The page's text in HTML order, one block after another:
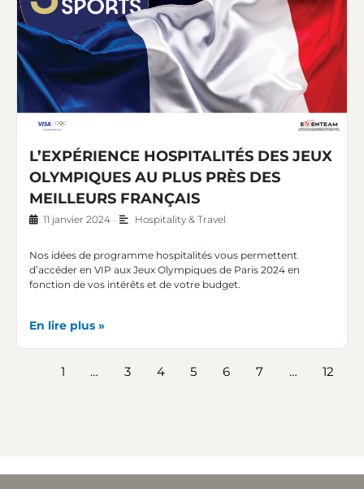
L’EXPÉRIENCE HOSPITALITÉS DES JEUX
OLYMPIQUES AU PLUS PRÈS DES
MEILLEURS FRANÇAIS
11 janvier 2024 • Hospitality & Travel
Nos idées de programme hospitalités vous permettent
d’accéder en VIP aux Jeux Olympiques de Paris 2024 en
fonction de vos intérêts et de votre budget.
En lire plus »
1 … 3 4 5 6 7 … 12